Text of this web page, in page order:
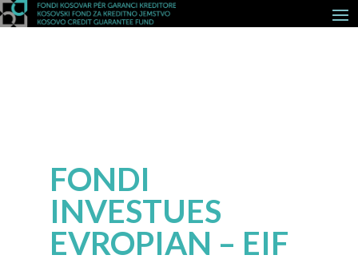
FONDI
INVESTUES
EVROPIAN – EIF